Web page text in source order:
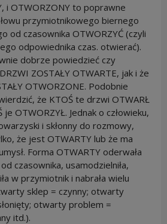
i OTWORZONY to poprawne
przymiotnikowego biernego
od czasownika OTWORZYĆ (czyli
odpowiednika czas. otwierać).
dobrze powiedzieć czy
ZOSTAŁY OTWARTE, jak i że
OTWORZONE. Podobnie
że KTOŚ te drzwi OTWARŁ
je OTWORZYŁ. Jednak o człowieku,
i skłonny do rozmowy,
że jest OTWARTY lub że ma
Forma OTWARTY oderwała
czasownika, usamodzielniła,
w przymiotnik i nabrała wielu
sklep = czynny; otwarty
otwarty problem =
itd.).